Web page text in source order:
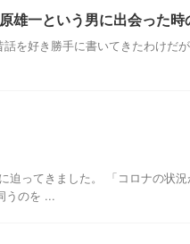
雄一という男に出会った
を好き勝手に書いてきたわけだ
迫ってきました。 「コロナの状
うのを ...